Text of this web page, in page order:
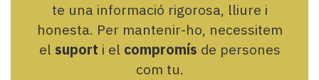
te una informació rigorosa, lliure i
honesta. Per mantenir-ho, necessitem
el suport i el compromís de persones
com tu.